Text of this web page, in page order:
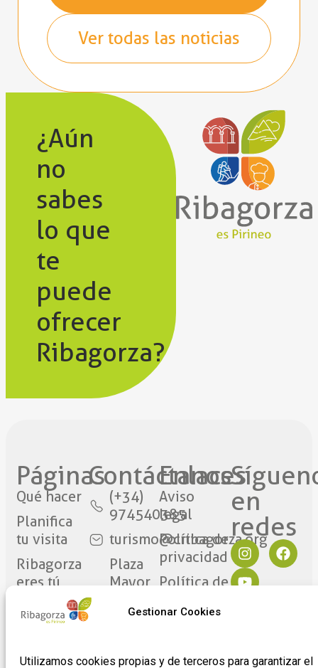
Gestionar Cookies
Utilizamos cookies propias y de terceros para garantizar el
Ver todas las noticias
¿Aún
no
sabes
lo que
te
puede
ofrecer
Ribagorza?
Páginas
Qué hacer
Planifica
tu visita
Ribagorza
eres tú
Noticias
Contáctanos​
(+34)
974540385
turismo@cribagorza.org
Plaza
Mayor
22430 ·
(Huesca)
Enlaces
Aviso
legal
Política de
privacidad
Política de
adhesión
en
redes​